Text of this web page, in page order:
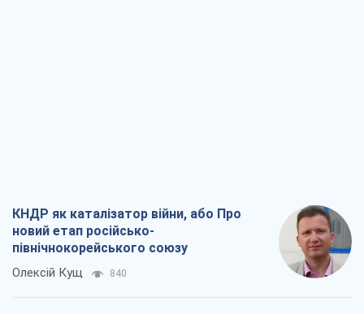
КНДР як каталізатор війни, або Про
новий етап російсько-
північнокорейського союзу
Олексій Кущ 840